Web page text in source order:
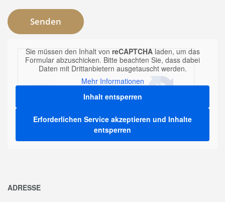
Sie müssen den Inhalt von reCAPTCHAladen, um das
Formular abzuschicken. Bitte beachten Sie, dass dabei
Daten mit Drittanbietern ausgetauscht werden.
Mehr Informationen
Inhalt entsperren
Erforderlichen Service akzeptieren und Inhalte
entsperren
ADRESSE